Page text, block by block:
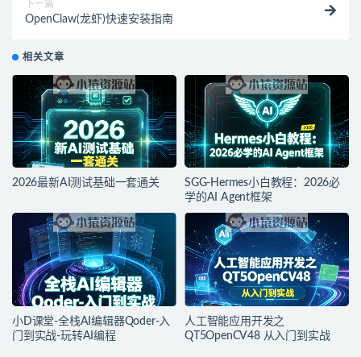
下一篇
OpenClaw(龙虾)快速安装指南
相关文章
2026最新AI测试基础一套通关
SGG-Hermes小白教程：2026必
学的AI Agent框架
小D课堂-全栈AI编辑器Qoder-入
门到实战-玩转AI编程
人工智能应用开发之
QT5OpenCV48 从入门到实战